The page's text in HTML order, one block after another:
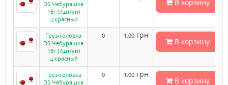
DS Чебурашка
16г (7шт/уп)
ц:красный
В корзину
Груз-головка
DS Чебурашка
18г (7шт/уп)
ц:красный
0 1.00 грн
В корзину
Груз-головка
DS Чебурашка
0 1.00 грн
В корзину